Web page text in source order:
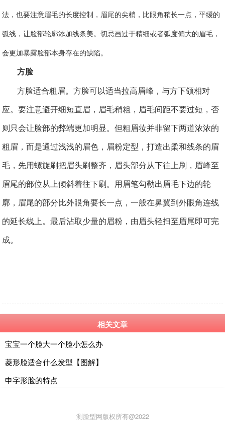
法，也要注意眉毛的长度控制，眉尾的尖梢，比眼角稍长一点，平缓的
弧线，让脸部轮廓添加线条美。切忌画过于精细或者弧度偏大的眉毛，
会更加暴露脸部本身存在的缺陷。
方脸
方脸适合粗眉。方脸可以适当拉高眉峰，与方下颌相对
应。要注意避开细短直眉，眉毛稍粗，眉毛间距不要过短，否
则只会让脸部的弊端更加明显。但粗眉妆并非留下两道浓浓的
粗眉，而是通过浅浅的眉色，眉粉定型，打造出柔和线条的眉
毛，先用螺旋刷把眉头刷整齐，眉头部分从下往上刷，眉峰至
眉尾的部位从上倾斜着往下刷。用眉笔勾勒出眉毛下边的轮
廓，眉尾的部分比外眼角要长一点，一般在鼻翼到外眼角连线
的延长线上。最后沾取少量的眉粉，由眉头轻扫至眉尾即可完
成。
相关文章
宝宝一个脸大一个脸小怎么办
菱形脸适合什么发型【图解】
申字形脸的特点
测脸型网版权所有@2022